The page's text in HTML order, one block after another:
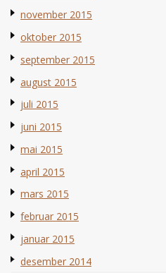
november 2015
oktober 2015
september 2015
august 2015
juli 2015
juni 2015
mai 2015
april 2015
mars 2015
februar 2015
januar 2015
desember 2014